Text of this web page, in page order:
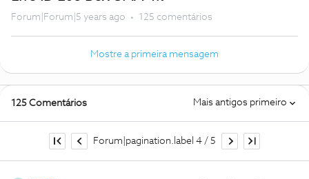
Forum|Forum|5 years ago 125 comentários
Mostre a primeira mensagem
125 Comentários Mais antigos primeiro
Forum|pagination.label 4 / 5